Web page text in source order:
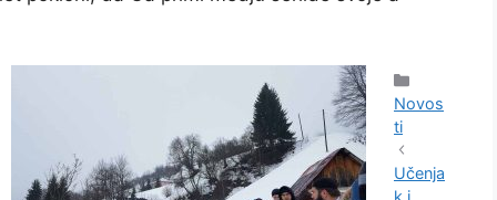
Novos
ti
Učenja